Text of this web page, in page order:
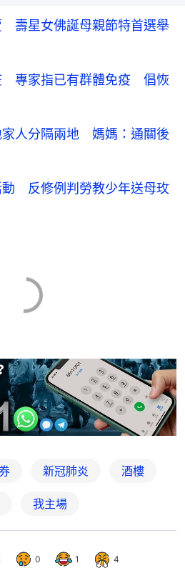
壽星女佛誕母親節特首選舉
專家指已有群體免疫 倡恢
家人分隔兩地 媽媽：通關後
動 反修例判勞教少年送母玫
新冠肺炎 酒樓
我主場
0 1 4